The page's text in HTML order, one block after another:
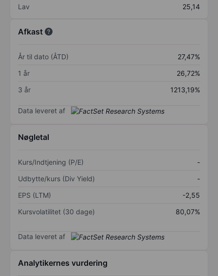
Lav
25,14
Afkast
År til dato (ÅTD)
27,47%
1 år
26,72%
3 år
1213,19%
Data leveret af
Nøgletal
Kurs/Indtjening (P/E)
-
Udbytte/kurs (Div Yield)
-
EPS (LTM)
-2,55
Kursvolatilitet (30 dage)
80,07%
Data leveret af
Analytikernes vurdering